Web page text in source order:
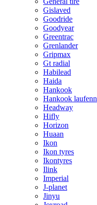
Gislaved
Goodride
Goodyear
Greentrac
Grenlander
Gripmax
Gt radial
Habilead
Haida
Hankook
Hankook laufenn
Headway
Hifly
Horizon
Huaan
Ikon
Ikon tyres
Ikontyres
Ilink
Imperial
J-planet
Jinyu